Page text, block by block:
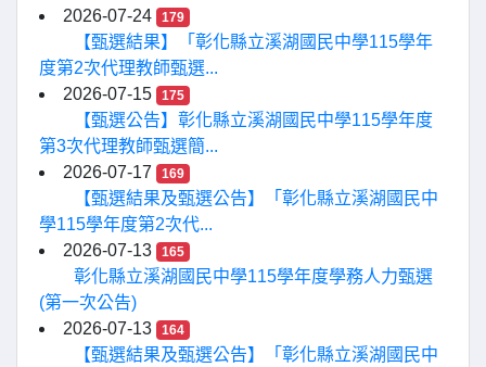
2026-07-24
179
【甄選結果】「彰化縣立溪湖國民中學115學年
度第2次代理教師甄選...
2026-07-15
175
【甄選公告】彰化縣立溪湖國民中學115學年度
第3次代理教師甄選簡...
2026-07-17
169
【甄選結果及甄選公告】「彰化縣立溪湖國民中
學115學年度第2次代...
2026-07-13
165
彰化縣立溪湖國民中學115學年度學務人力甄選
(第一次公告)
2026-07-13
164
【甄選結果及甄選公告】「彰化縣立溪湖國民中